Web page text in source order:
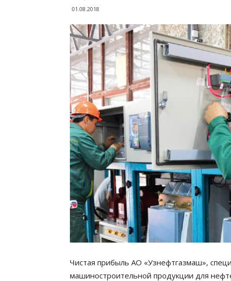
01.08.2018
Чистая прибыль АО «Узнефтгазмаш»,
машиностроительной продукции для